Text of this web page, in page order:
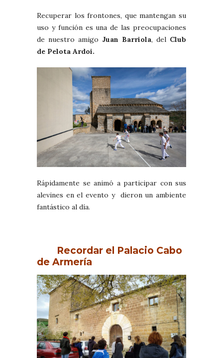
Recuperar los frontones, que mantengan su
uso y función es una de las preocupaciones
de nuestro amigo Juan Barriola, del Club
de Pelota Ardoi.
Rápidamente se animó a participar con sus
alevines en el evento y dieron un ambiente
fantástico al día.
Recordar el Palacio Cabo
de Armería